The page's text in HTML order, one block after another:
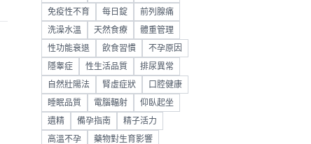
免疫性不育 每日錠 前列腺痛
洗澡水溫 天然食療 體重管理
性功能衰退 飲食習慣 不孕原因
隱睾症 性生活品質 排尿異常
自然壯陽法 腎虛症狀 口腔健康
睡眠品質 電腦輻射 仰臥起坐
遺精 備孕指南 精子活力
高溫不孕 藥物對生育影響